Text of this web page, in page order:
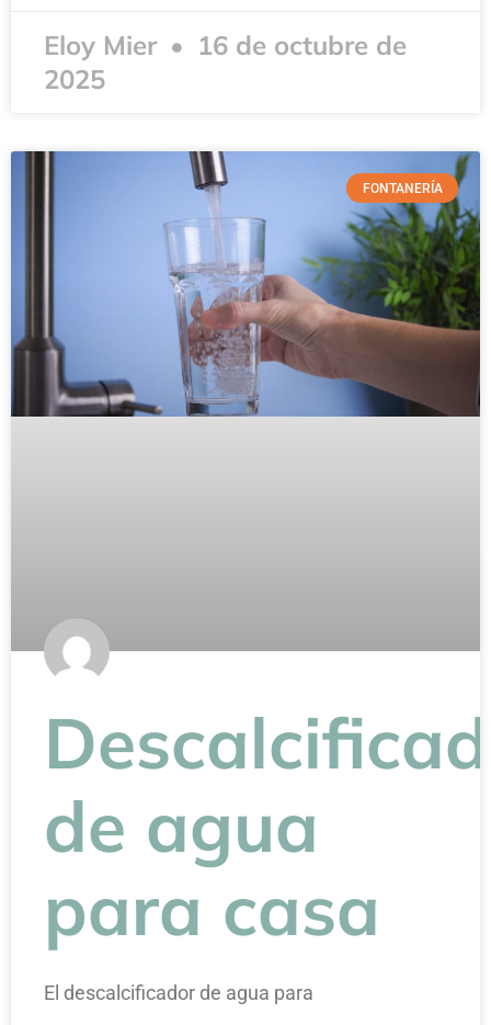
Eloy Mier
16 de octubre de
2025
FONTANERÍA
de agua
para casa
El descalcificador de agua para